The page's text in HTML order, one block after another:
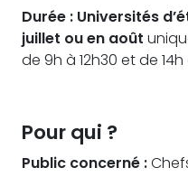
Durée : Universités
juillet ou en août
de 9h à 12h30 et de
Pour qui ?
Public concerné :